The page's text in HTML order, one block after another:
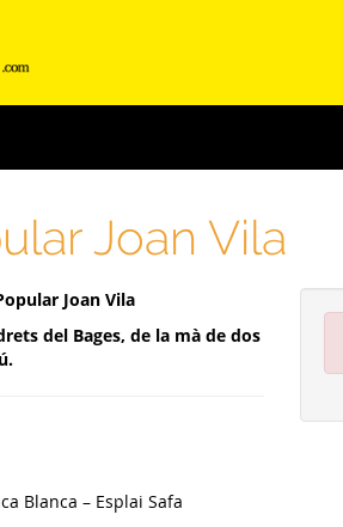
Joan Vila
Joan Vila
del Bages, de la mà de dos
Blanca – Esplai Safa